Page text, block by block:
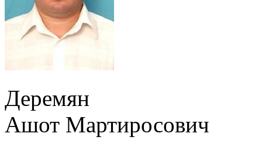
Деремян
Ашот Мартиросович